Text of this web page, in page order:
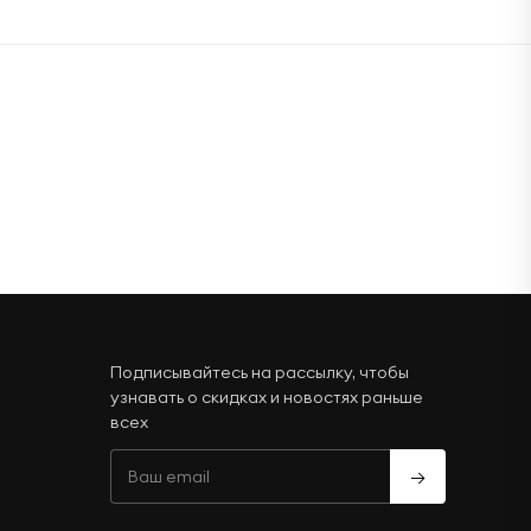
Подписывайтесь на рассылку, чтобы
узнавать о скидках и новостях раньше
всех
→